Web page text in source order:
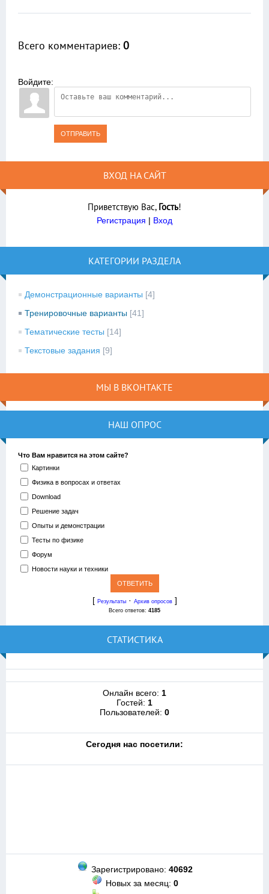
Всего комментариев: 0
Войдите:
ОТПРАВИТЬ
ВХОД НА САЙТ
Приветствую Вас, Гость!
Регистрация | Вход
КАТЕГОРИИ РАЗДЕЛА
Демонстрационные варианты [4]
Тренировочные варианты [41]
Тематические тесты [14]
Текстовые задания [9]
МЫ В ВКОНТАКТЕ
НАШ ОПРОС
Что Вам нравится на этом сайте?
Картинки
Физика в вопросах и ответах
Download
Решение задач
Опыты и демонстрации
Тесты по физике
Форум
Новости науки и техники
[ Результаты· Архив опросов]
Всего ответов: 4185
СТАТИСТИКА
Онлайн всего: 1
Гостей: 1
Пользователей: 0
Cегодня нас посетили:
Зарегистрировано: 40692
Новых за месяц: 0